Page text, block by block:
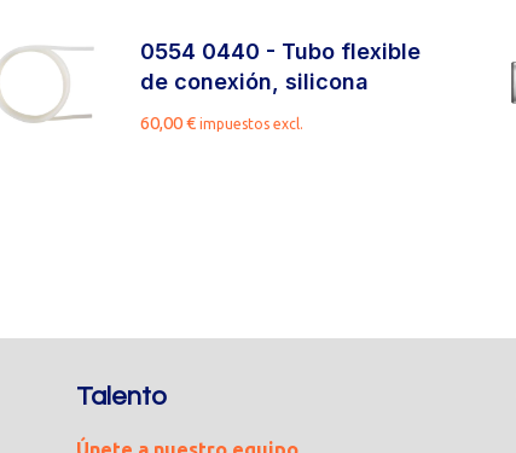
0554 0440 - Tubo flexible
de conexión, silicona
60,00€ impuestos excl.
Talento